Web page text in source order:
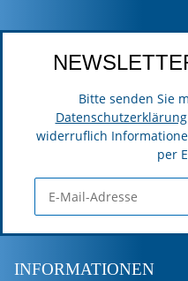
Bitte senden Sie
Datenschutzerklärung
widerruflich
per
INFORMATIONEN